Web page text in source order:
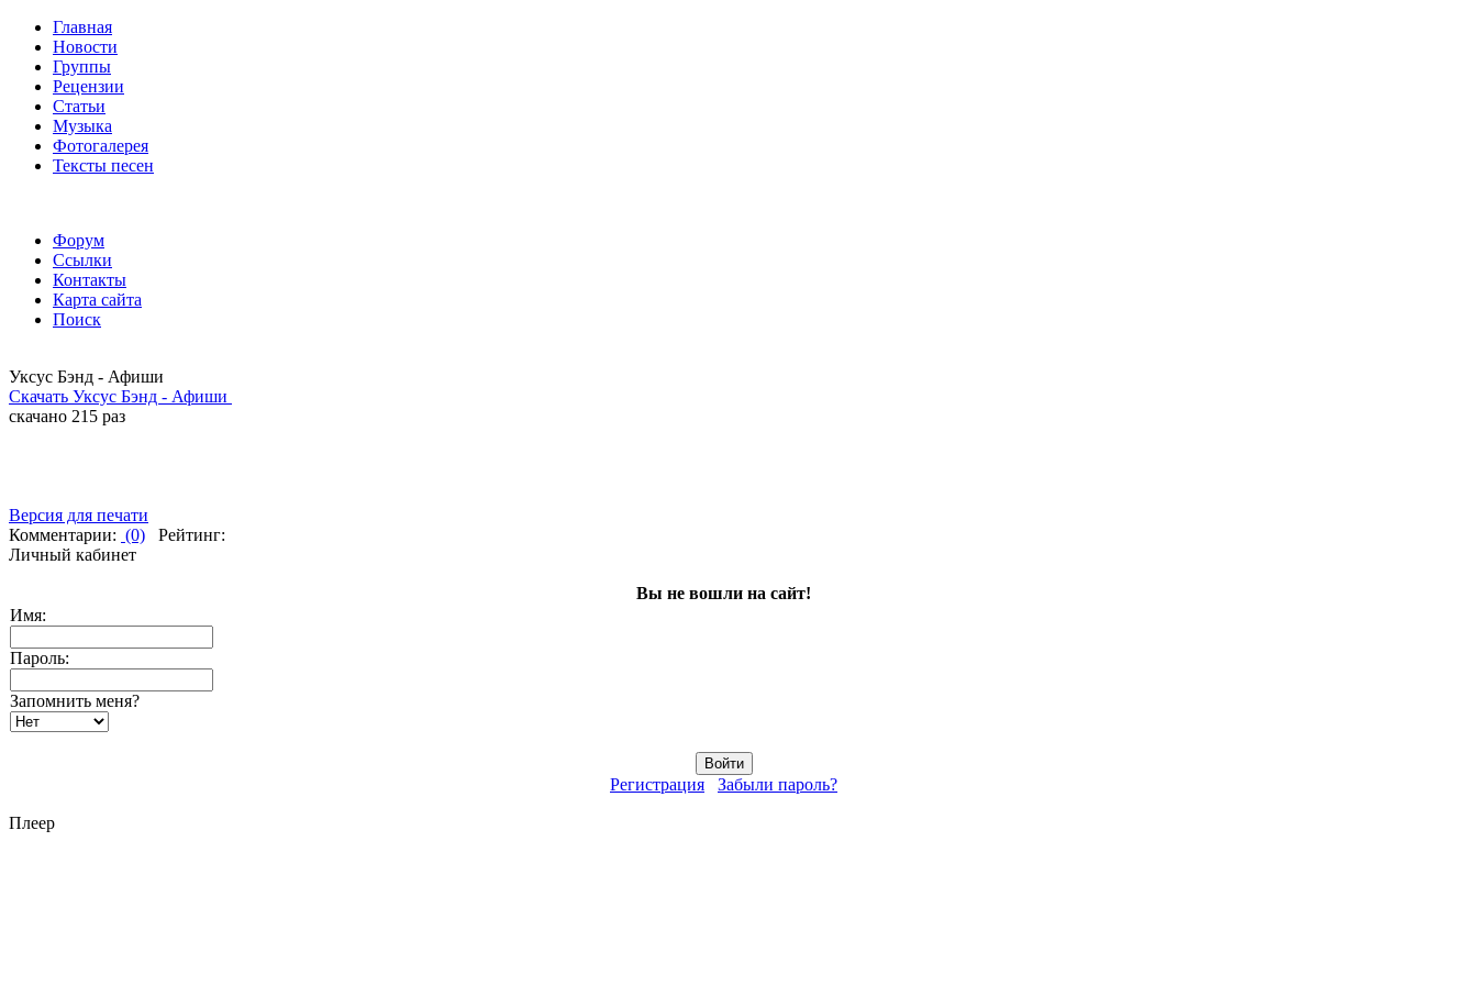
Главная
Новости
Группы
Рецензии
Статьи
Музыка
Фотогалерея
Тексты песен
Форум
Ссылки
Контакты
Карта сайта
Поиск
Уксус Бэнд - Афиши
Скачать Уксус Бэнд - Афиши
скачано 215 раз
Версия для печати
Комментарии: (0) Рейтинг:
Личный кабинет
Вы не вошли на сайт!
Имя:
Пароль:
Запомнить меня?
Регистрация Забыли пароль?
Плеер